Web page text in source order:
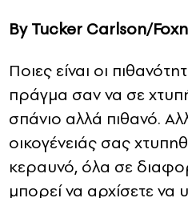
By Tucker Carlson/
Ποιες είναι οι
πράγμα σαν να σε
σπάνιο αλλά πιθανό.
οικογένειάς σας
κεραυνό, όλα σε
μπορεί να αρχίσετε να